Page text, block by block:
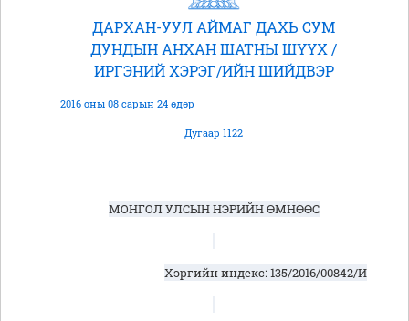
ДАРХАН-УУЛ АЙМАГ ДАХЬ СУМ
ДУНДЫН АНХАН ШАТНЫ ШҮҮХ /
ИРГЭНИЙ ХЭРЭГ/ИЙН ШИЙДВЭР
2016 оны 08 сарын 24 өдөр
Дугаар 1122
МОНГОЛ УЛСЫН НЭРИЙН ӨМНӨӨС
Хэргийн индекс: 135/2016/00842/И